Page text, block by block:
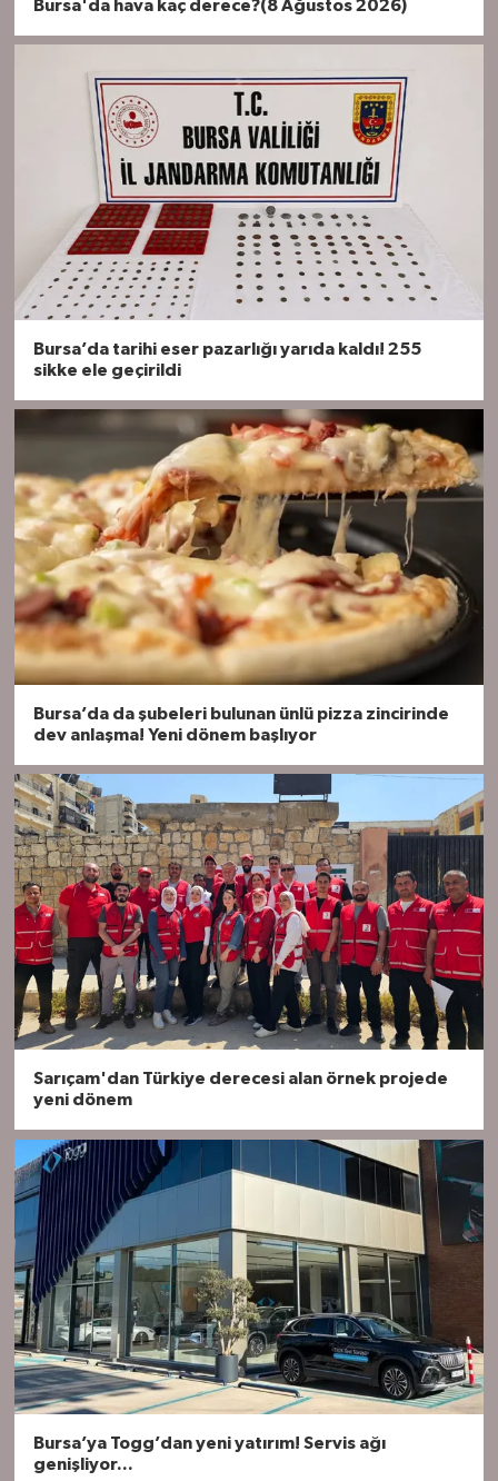
Bursa'da hava kaç derece?(8 Ağustos 2026)
Bursa’da tarihi eser pazarlığı yarıda kaldı! 255
sikke ele geçirildi
Bursa’da da şubeleri bulunan ünlü pizza zincirinde
dev anlaşma! Yeni dönem başlıyor
Sarıçam'dan Türkiye derecesi alan örnek projede
yeni dönem
Bursa’ya Togg’dan yeni yatırım! Servis ağı
genişliyor...